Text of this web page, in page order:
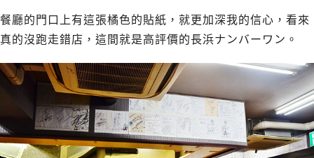
餐廳的門口上有這張橘色的貼紙，就更加深我的信心，看來
真的沒跑走錯店，這間就是高評價的長浜ナンバーワン。